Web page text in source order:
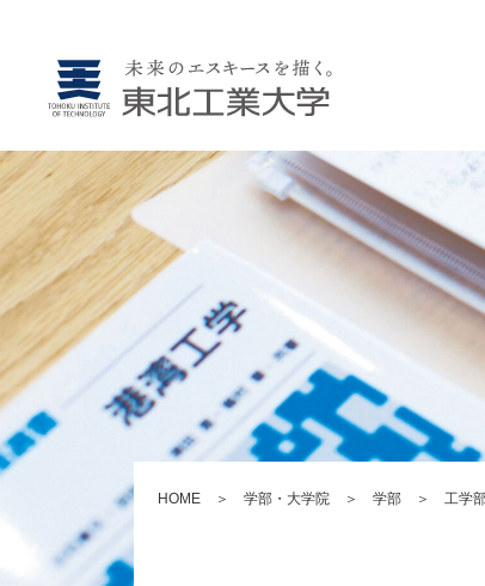
HOME ＞ 学部・大学院 ＞ 学部 ＞ 工学